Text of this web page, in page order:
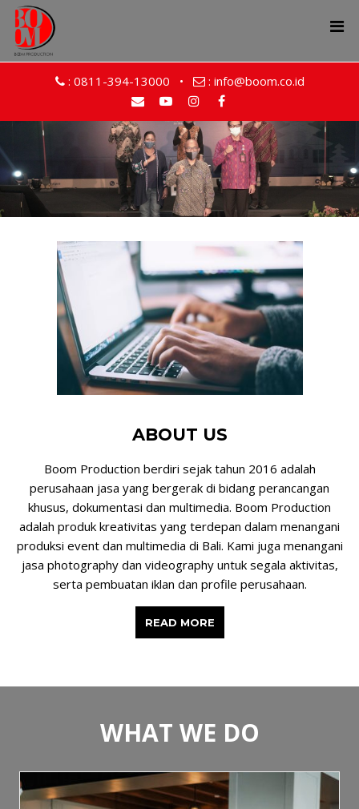
: 0811-394-13000 • : info@boom.co.id
ABOUT US
Boom Production berdiri sejak tahun 2016 adalah
perusahaan jasa yang bergerak di bidang perancangan
khusus, dokumentasi dan multimedia. Boom Production
adalah produk kreativitas yang terdepan dalam menangani
produksi event dan multimedia di Bali. Kami juga menangani
jasa photography dan videography untuk segala aktivitas,
serta pembuatan iklan dan profile perusahaan.
READ MORE
WHAT WE DO